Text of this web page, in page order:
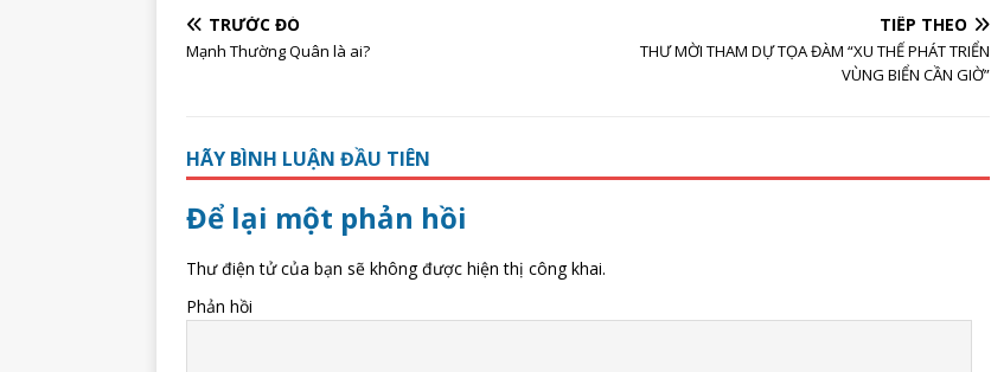
TRƯỚC ĐÓ
Mạnh Thường Quân là ai?
TIẾP THEO
THƯ MỜI THAM DỰ TỌA ĐÀM “XU THẾ PHÁT TRIỂN
VÙNG BIỂN CẦN GIỜ”
HÃY BÌNH LUẬN ĐẦU TIÊN
Để lại một phản hồi
Thư điện tử của bạn sẽ không được hiện thị công khai.
Phản hồi